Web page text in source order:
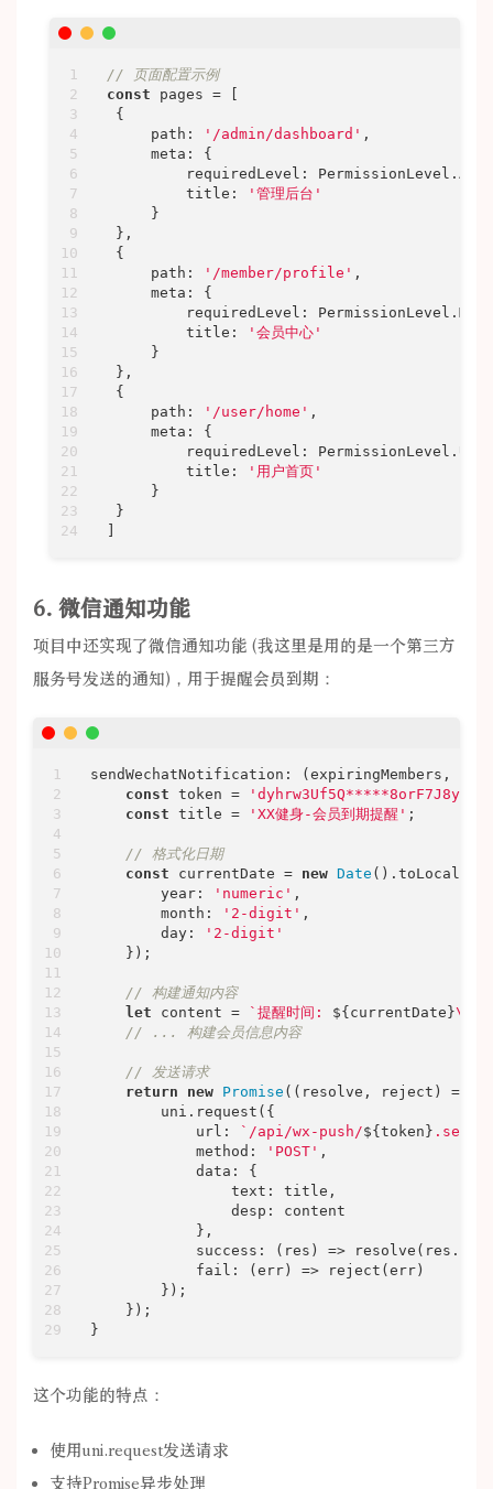
// 页面配置示例
const pages = [
{
path : '/admin/dashboard' ,
meta : {
requiredLevel :
title :
'管理后台'
     }
},
{
path : '/member/profile' ,
meta : {
requiredLevel :
title :
'会员中心'
     }
},
{
path : '/user/home' ,
meta : {
requiredLevel :
title :
'用户首页'
     }
}
6. 微信通知功能
项目中还实现了微信通知功能 (我这里是用的是一个第三方
服务号发送的通知)，用于提醒会员到期：
sendWechatNotification: ( expiringMembers,
const token = 'dyhrw3Uf5Q*****8orF7J8yW0'
const title = 'XX健身-会员到期提醒' ;
// 格式化日期
const currentDate = new Date
year : 'numeric' ,
month : '2-digit' ,
day :
'2-digit'
    });
// 构建通知内容
let content = `提醒时间: ${currentDate}
// ... 构建会员信息内容
// 发送请求
return
new Promise ( ( resolve, reject ) =>
        uni.request({
url : `/api/wx-push/${token} .send`
method : 'POST' ,
data : {
text : title,
desp : content
            },
success : ( res ) =>
fail : ( err ) => reject(err)
        });
    });
}
这个功能的特点：
使用uni.request发送请求
支持Promise异步处理